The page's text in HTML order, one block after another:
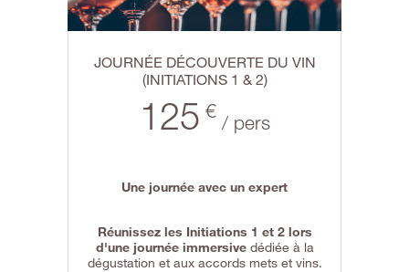
JOURNÉE DÉCOUVERTE DU VIN
(INITIATIONS 1 & 2)
125 €/ pers
Une journée avec un expert
Réunissez les Initiations 1 et 2 lors
d'une journée immersivedédiée à la
dégustation et aux accords mets et vins.